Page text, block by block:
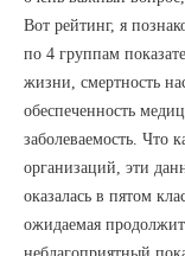
Вот рейтинг, я
по 4 группам
жизни, смертность
обеспеченность
заболеваемость. Что
организаций, эти
оказалась в пятом
ожидаемая